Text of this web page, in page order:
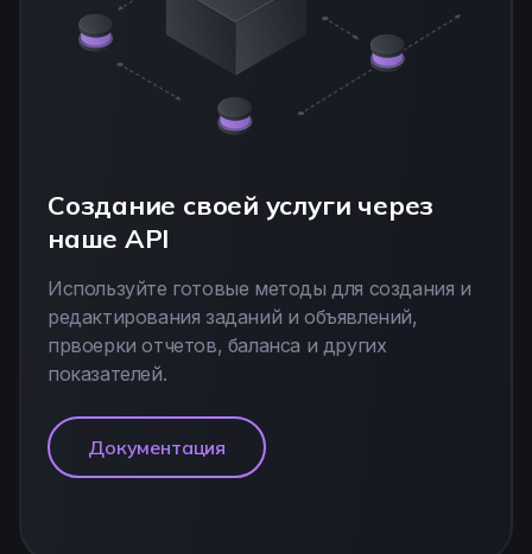
Создание своей услуги через
наше API
Используйте готовые методы для создания и
редактирования заданий и объявлений,
првоерки отчетов, баланса и других
показателей.
Документация